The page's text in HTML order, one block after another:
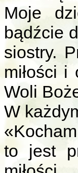
Moje
bądźcie
siostry.
miłości
Woli
W
to jest